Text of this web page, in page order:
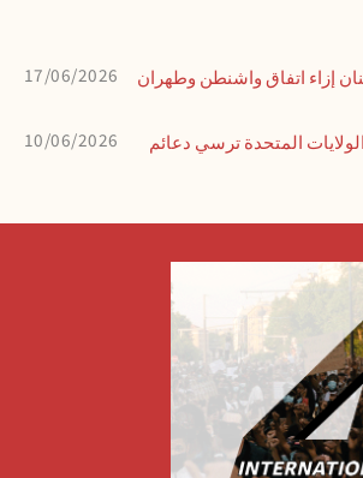
17/06/2026 إزاء اتفاق واشنطن وطهران
10/06/2026
المتحدة ترسي دعائم